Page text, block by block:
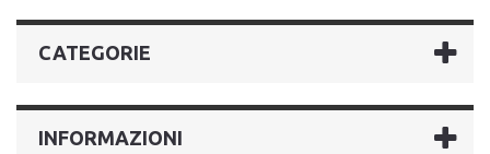
CATEGORIE
INFORMAZIONI